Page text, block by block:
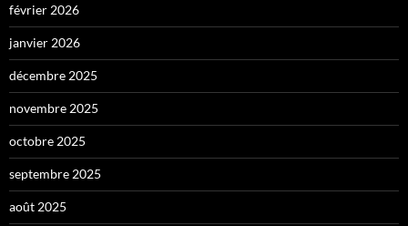
février 2026
janvier 2026
décembre 2025
novembre 2025
octobre 2025
septembre 2025
août 2025